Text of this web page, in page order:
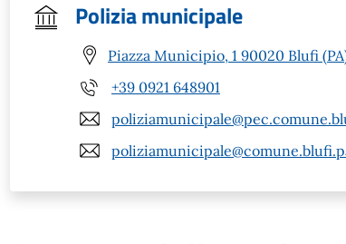
Polizia municipale
Piazza Municipio, 1 90020 Blufi
+39 0921 648901